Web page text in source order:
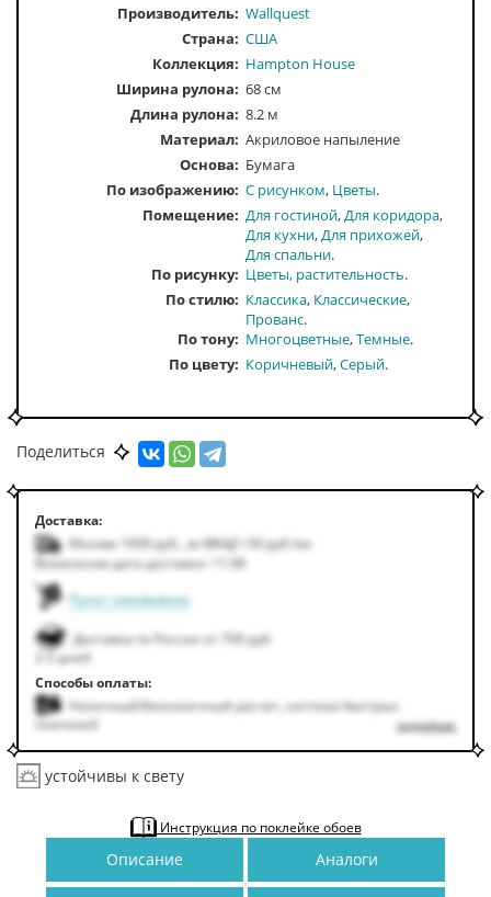
Производитель: Wallquest
Страна: США
Коллекция: Hampton House
Ширина рулона: 68 см
Длина рулона: 8.2 м
Материал: Акриловое напыление
Основа: Бумага
По изображению С рисунком Цветы
Помещение Для гостиной Для коридора
Для кухни Для прихожей
Для спальни
По рисунку
Цветы, растительность
По стилю
Классика Классические
Прованс
По тону
Многоцветные Темные
По цвету
Коричневый Серый
Поделиться
Доставка:
Москва 1000руб. за МКАД +50руб. /км
Возможная дата доставки: 11.08
Пункт самовывоза
Доставка по России от 700 руб.
2-5 дней
Способы оплаты:
Наличный/безналичный расчет, система быстрых
платежей
подробнее
устойчивы к свету
Инструкция по поклейке обоев
Описание Аналоги